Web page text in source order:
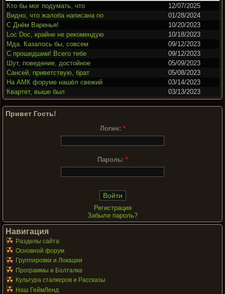
Кто бы мог подумать, что
12/07/2025
Видно, что жалоба написана по
01/28/2024
С Днём Варенья!
10/20/2023
Loc Doc, крайне не рекомендую
10/18/2023
Мда. Казалось бы, совсем
09/12/2023
С прошедшим! Всего тебе
09/12/2023
Шут, поведение, достойное
05/09/2023
Сансей, приветствую, брат
05/08/2023
На АМК форуме нашёл свежий
03/14/2023
Квартет, выше был
03/13/2023
Привет Гость!
Логин: *
Пароль: *
Регистрация
Забыли пароль?
Навигация
Разделы сайта
Основной форум
Группировки и Локации
Программы и Болталка
Культура сталкеров и Рассказы
Наш ГеймЛенд